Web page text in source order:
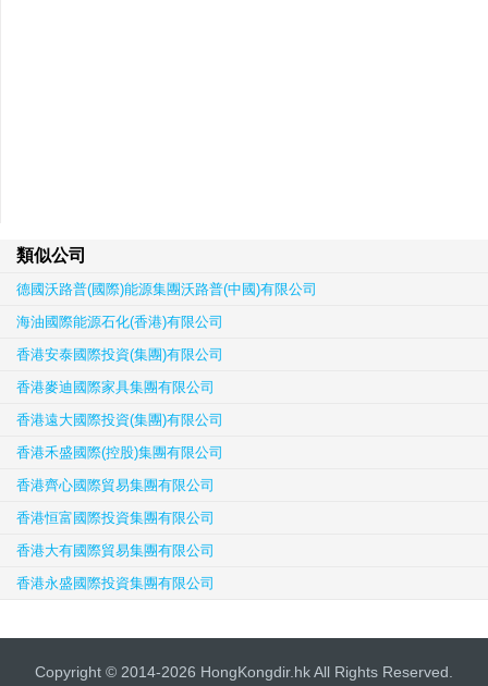
類似公司
德國沃路普(國際)能源集團沃路普(中國)有限公司
海油國際能源石化(香港)有限公司
香港安泰國際投資(集團)有限公司
香港麥迪國際家具集團有限公司
香港遠大國際投資(集團)有限公司
香港禾盛國際(控股)集團有限公司
香港齊心國際貿易集團有限公司
香港恒富國際投資集團有限公司
香港大有國際貿易集團有限公司
香港永盛國際投資集團有限公司
Copyright © 2014-2026 HongKongdir.hk All Rights Reserved.